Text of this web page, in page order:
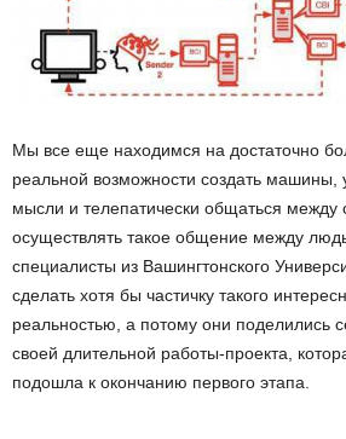
Мы все еще находимся на достаточно
реальной возможности создать
мысли и телепатически общаться между
осуществлять такое общение между
специалисты из Вашингтонского
сделать хотя бы частичку такого
реальностью, а потому они поделились
своей длительной работы-проекта,
подошла к окончанию первого этапа.